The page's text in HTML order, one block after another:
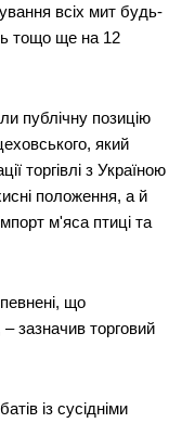
всіх мит будь-
тощо ще на 12
публічну позицію
який
торгівлі з Україною
положення, а й
м'яса птиці та
що
зазначив торговий
із сусідніми